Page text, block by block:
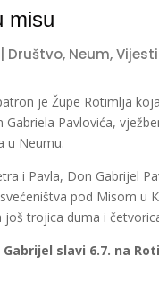
misu
Društvo, Neum,Vijesti
je Župe Rotimlja
Pavlovića,
u Neumu.
i Pavla, Don Gabrijel
pod Misom u
još trojica duma i
slavi 6.7. na